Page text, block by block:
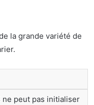
la grande variété de
ne peut pas initialiser